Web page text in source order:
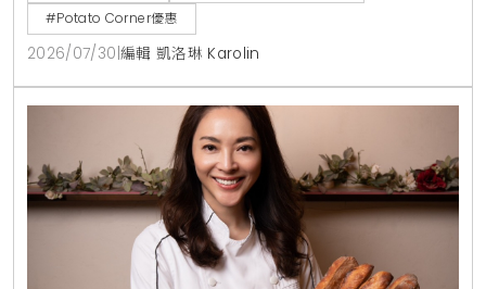
以85元加購全台限量500個POCO磁吸迷你燈箱。
#Potato Corner優惠
2026/07/30 編輯 凱洛琳 Karolin